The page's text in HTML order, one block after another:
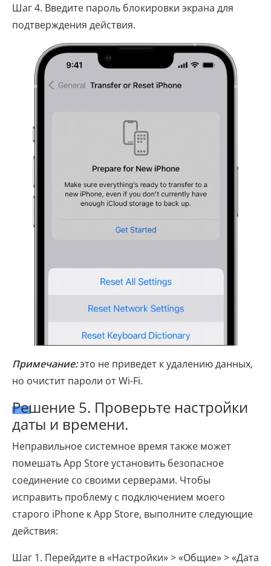
Шаг 4. Введите пароль блокировки экрана для
подтверждения действия.
Примечание:это не приведет к удалению данных,
но очистит пароли от Wi-Fi.
Решение 5. Проверьте настройки
даты и времени.
Неправильное системное время также может
помешать App Store установить безопасное
соединение со своими серверами. Чтобы
исправить проблему с подключением моего
старого iPhone к App Store, выполните следующие
действия:
Шаг 1. Перейдите в «Настройки» > «Общие» > «Дата